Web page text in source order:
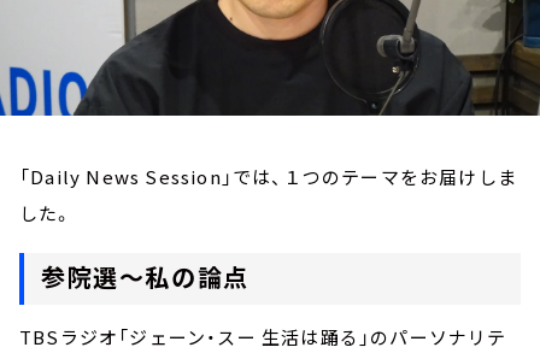
「Daily News Session」では、１つのテーマをお届けしま
した。
参院選～私の論点
TBSラジオ「ジェーン・スー 生活は踊る」のパーソナリテ